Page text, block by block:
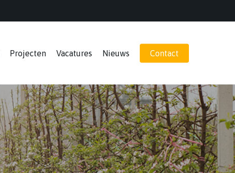
Projecten Vacatures Nieuws Contact